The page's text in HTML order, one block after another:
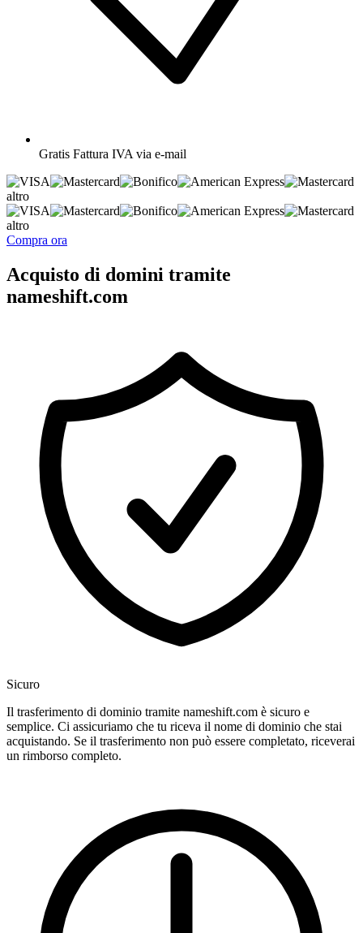
Gratis Fattura IVA via e-mail
altro
altro
Compra ora
Acquisto di domini tramite
nameshift.com
Sicuro
Il trasferimento di dominio tramite nameshift.com è sicuro e
semplice. Ci assicuriamo che tu riceva il nome di dominio che stai
acquistando. Se il trasferimento non può essere completato, riceverai
un rimborso completo.